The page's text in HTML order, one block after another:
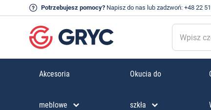
Potrzebujesz pomocy? Napisz do nas lub zadzwoń: +48 22
Akcesoria
meblowe
Okucia do
szkła